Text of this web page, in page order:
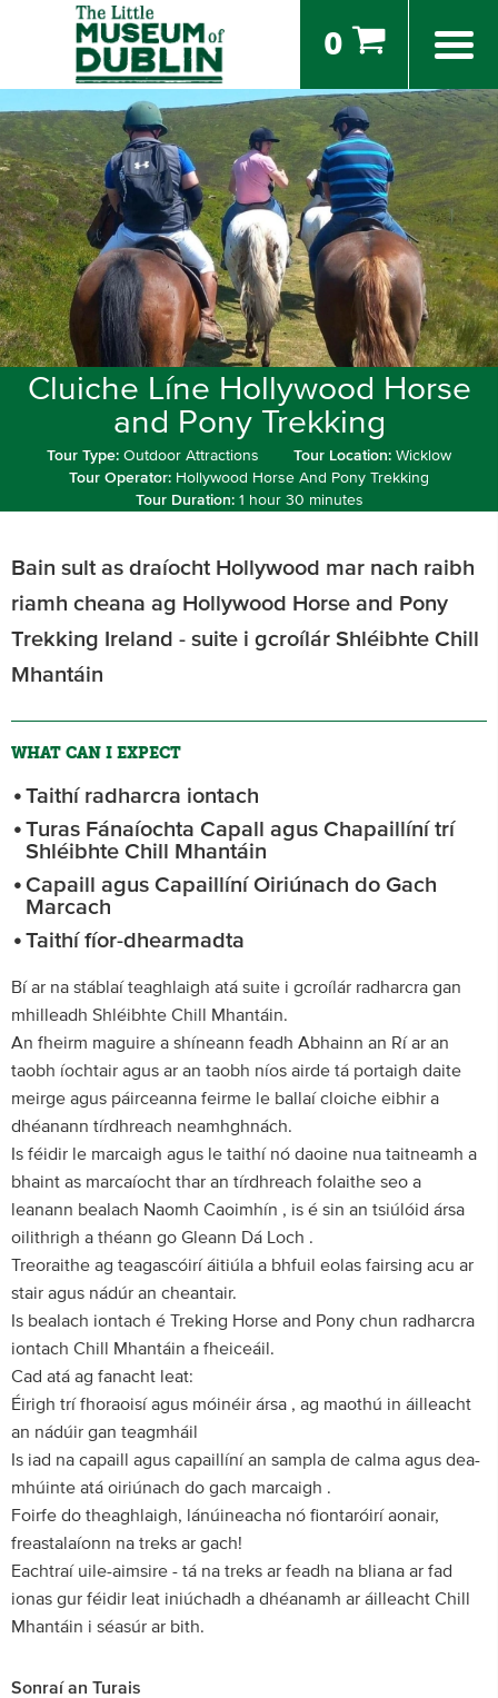
0
Cluiche Líne Hollywood Horse
and Pony Trekking
Tour Type: Outdoor Attractions Tour Location:Wicklow
Tour Operator: Hollywood Horse And Pony Trekking
Tour Duration: 1 hour 30 minutes
Bain sult as draíocht Hollywood mar nach raibh
riamh cheana ag Hollywood Horse and Pony
Trekking Ireland - suite i gcroílár Shléibhte Chill
Mhantáin
WHAT CAN I EXPECT
Taithí radharcra iontach
Turas Fánaíochta Capall agus Chapaillíní trí
Shléibhte Chill Mhantáin
Capaill agus Capaillíní Oiriúnach do Gach
Marcach
Taithí fíor-dhearmadta
Bí ar na stáblaí teaghlaigh atá suite i gcroílár radharcra gan
mhilleadh Shléibhte Chill Mhantáin.
An fheirm maguire a shíneann feadh Abhainn an Rí ar an
taobh íochtair agus ar an taobh níos airde tá portaigh daite
meirge agus páirceanna feirme le ballaí cloiche eibhir a
dhéanann tírdhreach neamhghnách.
Is féidir le marcaigh agus le taithí nó daoine nua taitneamh a
bhaint as marcaíocht thar an tírdhreach folaithe seo a
leanann bealach Naomh Caoimhín , is é sin an tsiúlóid ársa
oilithrigh a théann go Gleann Dá Loch .
Treoraithe ag teagascóirí áitiúla a bhfuil eolas fairsing acu ar
stair agus nádúr an cheantair.
Is bealach iontach é Treking Horse and Pony chun radharcra
iontach Chill Mhantáin a fheiceáil.
Cad atá ag fanacht leat:
Éirigh trí fhoraoisí agus móinéir ársa , ag maothú in áilleacht
an nádúir gan teagmháil
Is iad na capaill agus capaillíní an sampla de calma agus dea-
mhúinte atá oiriúnach do gach marcaigh .
Foirfe do theaghlaigh, lánúineacha nó fiontaróirí aonair,
freastalaíonn na treks ar gach!
Eachtraí uile-aimsire - tá na treks ar feadh na bliana ar fad
ionas gur féidir leat iniúchadh a dhéanamh ar áilleacht Chill
Mhantáin i séasúr ar bith.
Sonraí an Turais